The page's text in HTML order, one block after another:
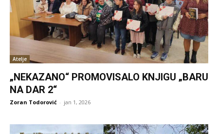
Atelje
„NEKAZANO“ PROMOVISALO KNJIGU „BARU
NA DAR 2“
Zoran Todorović - jan 1, 2026